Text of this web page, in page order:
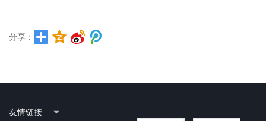
分享：
友情链接